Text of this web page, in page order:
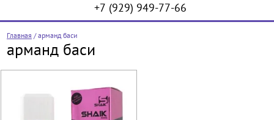
+7 (929) 949-77-66
Главная /арманд баси
арманд баси